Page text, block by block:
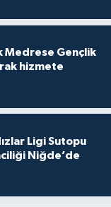
Medrese Gençlik
hizmete
Ligi Sutopu
Niğde’de